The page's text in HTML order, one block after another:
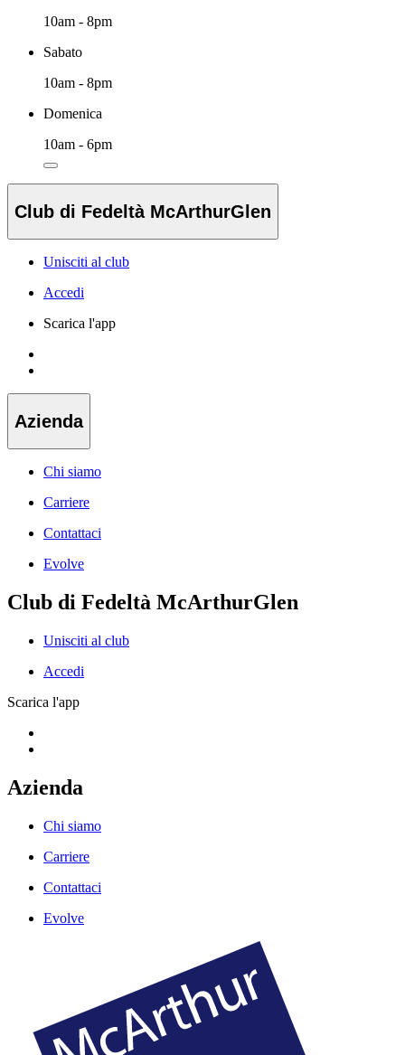
10am - 8pm
Sabato
10am - 8pm
Domenica
10am - 6pm
Club di Fedeltà McArthurGlen
Unisciti al club
Accedi
Scarica l'app
Azienda
Chi siamo
Carriere
Contattaci
Evolve
Club di Fedeltà McArthurGlen
Unisciti al club
Accedi
Scarica l'app
Azienda
Chi siamo
Carriere
Contattaci
Evolve